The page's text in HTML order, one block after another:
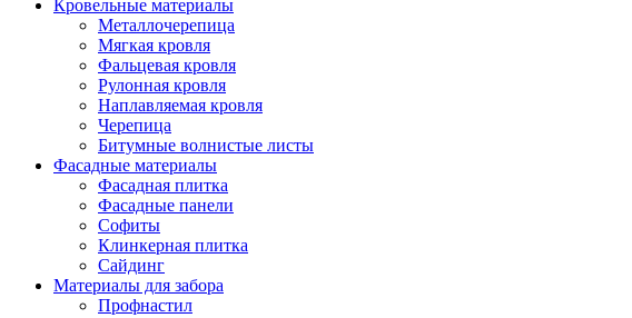
Кровельные материалы
Металлочерепица
Мягкая кровля
Фальцевая кровля
Рулонная кровля
Наплавляемая кровля
Черепица
Битумные волнистые листы
Фасадные материалы
Фасадная плитка
Фасадные панели
Софиты
Клинкерная плитка
Сайдинг
Материалы для забора
Профнастил